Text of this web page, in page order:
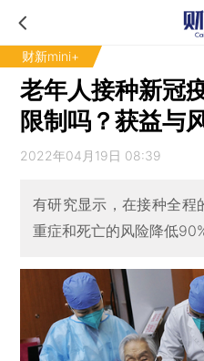
财新mini+
老年人接种新冠
限制吗？获益与
2022年04月19日 08:39
有研究显示，在接种全程
重症和死亡的风险降低